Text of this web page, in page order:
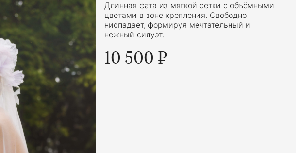
Длинная фата из мягкой сетки с объёмными
цветами в зоне крепления. Свободно
ниспадает, формируя мечтательный и
нежный силуэт.
10 500 ₽